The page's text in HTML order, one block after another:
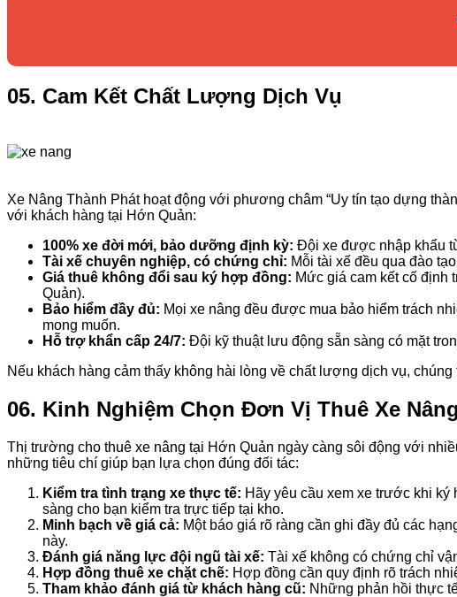
05. Cam Kết Chất Lượng Dịch Vụ
Xe Nâng Thành Phát hoạt động với phương châm “Uy tín tạo dựng
với khách hàng tại Hớn Quản:
100% xe đời mới, bảo dưỡng định kỳ: Đội xe được nhập khẩu
Tài xế chuyên nghiệp, có chứng chỉ: Mỗi tài xế đều qua đào
Giá thuê không đổi sau ký hợp đồng: Mức giá cam kết cố định
Quản).
Bảo hiểm đầy đủ: Mọi xe nâng đều được mua bảo hiểm trách
mong muốn.
Hỗ trợ khẩn cấp 24/7: Đội kỹ thuật lưu động sẵn sàng có mặt
Nếu khách hàng cảm thấy không hài lòng về chất lượng dịch vụ,
06. Kinh Nghiệm Chọn Đơn Vị Thuê Xe
Thị trường cho thuê xe nâng tại Hớn Quản ngày càng sôi động với
những tiêu chí giúp bạn lựa chọn đúng đối tác:
Kiểm tra tình trạng xe thực tế: Hãy yêu cầu xem xe trước khi
sàng cho bạn kiểm tra trực tiếp tại kho.
Minh bạch về giá cả: Một báo giá rõ ràng cần ghi đầy đủ các
này.
Đánh giá năng lực đội ngũ tài xế: Tài xế không có chứng chỉ
Hợp đồng thuê xe chặt chẽ: Hợp đồng cần quy định rõ trách
Tham khảo đánh giá từ khách hàng cũ: Những phản hồi thực